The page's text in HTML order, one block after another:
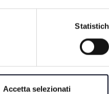
Accetta selezionati
7
Cup